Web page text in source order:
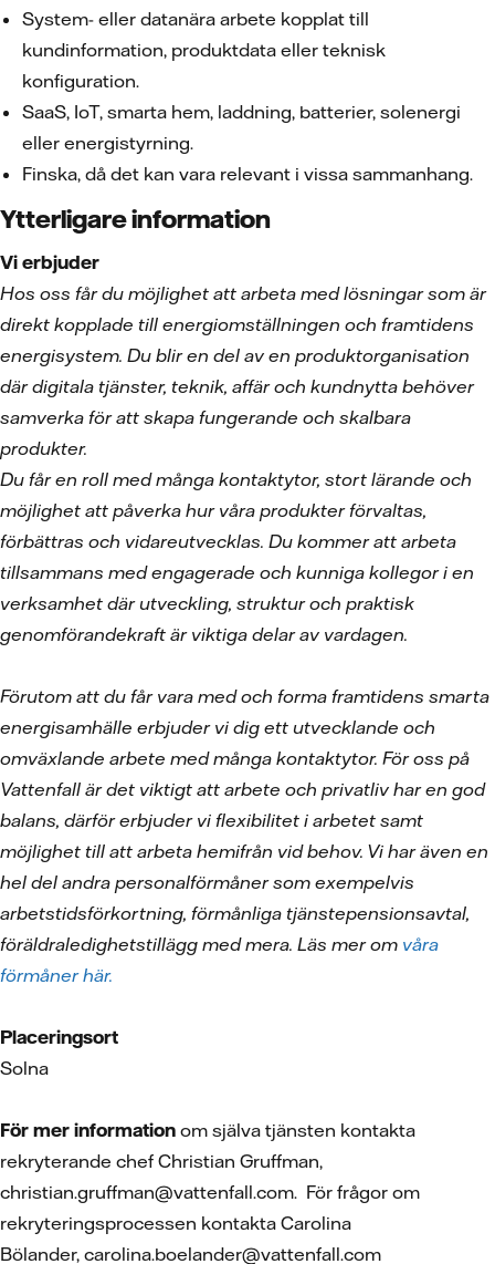
System- eller datanära arbete kopplat till
kundinformation, produktdata eller teknisk
konfiguration.
SaaS, IoT, smarta hem, laddning, batterier, solenergi
eller energistyrning.
Finska, då det kan vara relevant i vissa sammanhang.
Ytterligare information
Vi erbjuder
Hos oss får du möjlighet att arbeta med lösningar som är
direkt kopplade till energiomställningen och framtidens
energisystem. Du blir en del av en produktorganisation
där digitala tjänster, teknik, affär och kundnytta behöver
samverka för att skapa fungerande och skalbara
produkter.
Du får en roll med många kontaktytor, stort lärande och
möjlighet att påverka hur våra produkter förvaltas,
förbättras och vidareutvecklas. Du kommer att arbeta
tillsammans med engagerade och kunniga kollegor i en
verksamhet där utveckling, struktur och praktisk
genomförandekraft är viktiga delar av vardagen.
Förutom att du får vara med och forma framtidens smarta
energisamhälle erbjuder vi dig ett utvecklande och
omväxlande arbete med många kontaktytor. För oss på
Vattenfall är det viktigt att arbete och privatliv har en god
balans, därför erbjuder vi flexibilitet i arbetet samt
möjlighet till att arbeta hemifrån vid behov. Vi har även en
hel del andra personalförmåner som exempelvis
arbetstidsförkortning, förmånliga tjänstepensionsavtal,
föräldraledighetstillägg med mera. Läs mer om våra
förmåner här.
Placeringsort
Solna
För mer information om själva tjänsten kontakta
rekryterande chef Christian Gruffman,
christian.gruffman@vattenfall.com. För frågor om
rekryteringsprocessen kontakta Carolina
Bölander, carolina.boelander@vattenfall.com